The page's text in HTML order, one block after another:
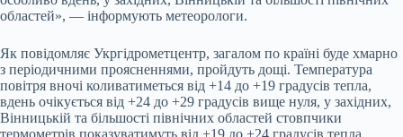
областей», — інформують метеорологи.
Як повідомляє Укргідрометцентр, загалом по країні буде хмарно
з періодичними проясненнями, пройдуть дощі. Температура
повітря вночі коливатиметься від +14 до +19 градусів тепла,
вдень очікується від +24 до +29 градусів вище нуля, у західних,
Вінницькій та більшості північних областей стовпчики
термометрів показуватимуть від +19 до +24 градусів тепла.